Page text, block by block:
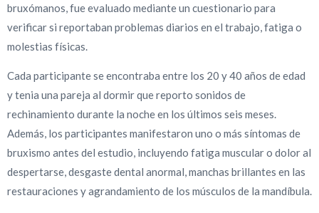
bruxómanos, fue evaluado mediante un cuestionario para
verificar si reportaban problemas diarios en el trabajo, fatiga o
molestias físicas.
Cada participante se encontraba entre los 20 y 40 años de edad
y tenia una pareja al dormir que reporto sonidos de
rechinamiento durante la noche en los últimos seis meses.
Además, los participantes manifestaron uno o más síntomas de
bruxismo antes del estudio, incluyendo fatiga muscular o dolor al
despertarse, desgaste dental anormal, manchas brillantes en las
restauraciones y agrandamiento de los músculos de la mandíbula.